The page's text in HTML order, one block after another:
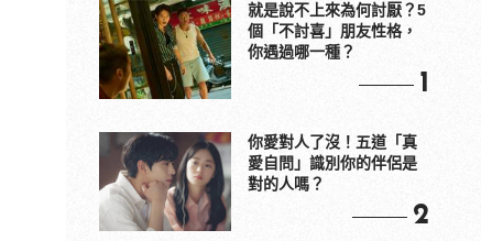
就是說不上來為何討厭？5
個「不討喜」朋友性格，
你遇過哪一種？
1
你愛對人了沒！五道「真
愛自問」識別你的伴侶是
對的人嗎？
2